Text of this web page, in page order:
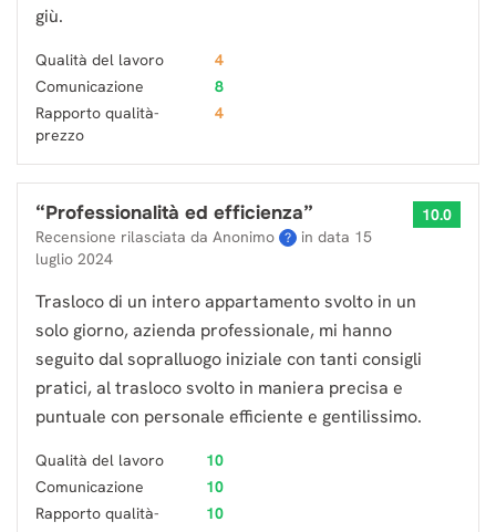
giù.
Qualità del lavoro
4
Comunicazione
8
Rapporto qualità-
prezzo
4
“Professionalità ed efficienza”
Recensione rilasciata da Anonimo ? in data 15
luglio 2024
10.0
Trasloco di un intero appartamento svolto in un
solo giorno, azienda professionale, mi hanno
seguito dal sopralluogo iniziale con tanti consigli
pratici, al trasloco svolto in maniera precisa e
puntuale con personale efficiente e gentilissimo.
Qualità del lavoro
10
Comunicazione
10
Rapporto qualità-
10